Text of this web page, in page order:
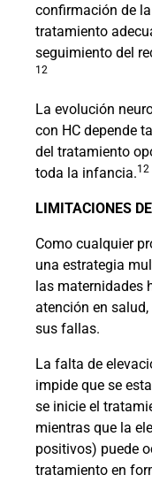
confirmación de
tratamiento
seguimiento del
12
La evolución
con HC depende
del tratamiento
toda la infancia.12
LIMITACIONES
Como cualquier
una estrategia
las maternidades
atención en
sus fallas.
La falta de
impide que se
se inicie el
mientras que la
positivos) puede
tratamiento en